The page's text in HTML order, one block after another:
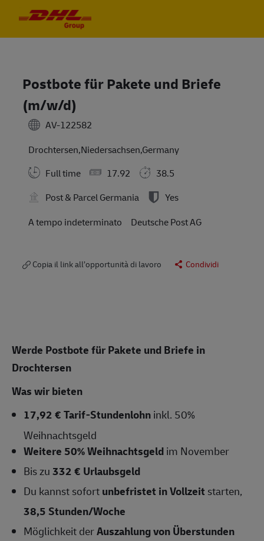
Postbote für Pakete und Briefe
(m/w/d)
AV-122582
Drochtersen,Niedersachsen,Germany
Full time
17.92
38.5
Post & Parcel Germania
Yes
A tempo indeterminato
Deutsche Post AG
Copia il link all’opportunità di lavoro Condividi
Werde Postbote für Pakete und Briefe in
Drochtersen
Was wir bieten
17,92 €Tarif-Stundenlohninkl. 50%
Weihnachtsgeld
Weitere 50% Weihnachtsgeldim November
Bis zu332 € Urlaubsgeld
Du kannst sofortunbefristet in Vollzeit starten,
38,5Stunden/Woche
Möglichkeit derAuszahlung von Überstunden